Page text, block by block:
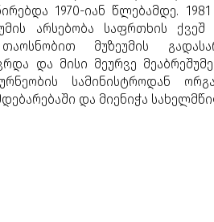
1970-იან წლებამდე.
არსებობა საფრთხის
მუზეუმის
და მისი მეურვე
სამინისტროდან
და მიენიჭა